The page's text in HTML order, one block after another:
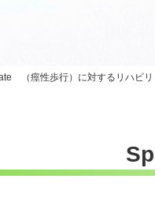
（痙性歩行）に対するリハビリ